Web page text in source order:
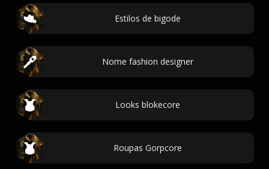
Estilos de bigode
Nome fashion designer
Looks blokecore
Roupas Gorpcore